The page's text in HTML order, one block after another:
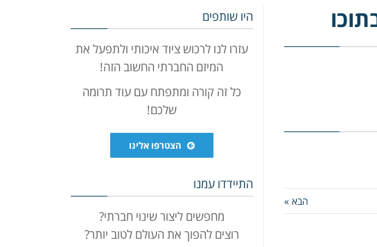
הבא »
היו שותפים
עזרו לנו לרכוש ציוד איכותי ולתפעל את
המיזם החברתי החשוב הזה!
כל זה קורה ומתפתח עם עוד תרומה
שלכם!
הצטרפו אלינו
התיידדו עמנו
מחפשים ליצור שינוי חברתי?
רוצים להפוך את העולם לטוב יותר?